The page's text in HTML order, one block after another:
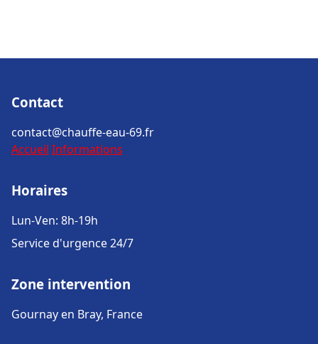
Contact
contact@chauffe-eau-69.fr
Accueil Informations
Horaires
Lun-Ven: 8h-19h
Service d'urgence 24/7
Zone intervention
Gournay en Bray, France